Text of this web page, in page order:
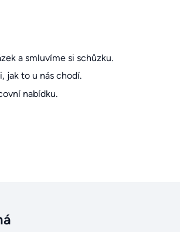
a smluvíme si schůzku.
jak to u nás chodí.
nabídku.